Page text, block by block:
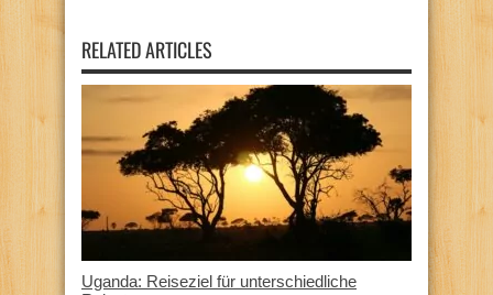
RELATED ARTICLES
Uganda: Reiseziel für unterschiedliche